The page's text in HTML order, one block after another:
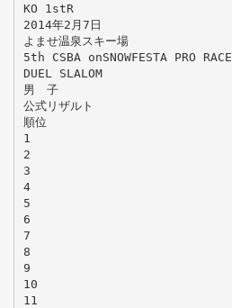
KO 1stR
2014年2月7日
よませ温泉スキー場
5th CSBA onSNOWFESTA PRO RACE
DUEL SLALOM
男 子
公式リザルト
順位
1
2
3
4
5
6
7
8
9
10
11